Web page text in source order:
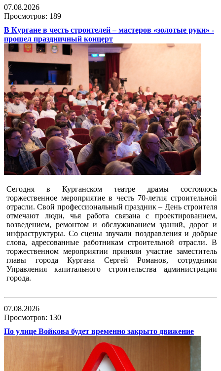
07.08.2026
Просмотров: 189
В Кургане в честь строителей – мастеров «золотые руки» -
прошел праздничный концерт
Сегодня в Курганском театре драмы состоялось
торжественное мероприятие в честь 70-летия строительной
отрасли. Свой профессиональный праздник – День строителя
отмечают люди, чья работа связана с проектированием,
возведением, ремонтом и обслуживанием зданий, дорог и
инфраструктуры. Со сцены звучали поздравления и добрые
слова, адресованные работникам строительной отрасли. В
торжественном мероприятии приняли участие заместитель
главы города Кургана Сергей Романов, сотрудники
Управления капитального строительства администрации
города.
07.08.2026
Просмотров: 130
По улице Войкова будет временно закрыто движение